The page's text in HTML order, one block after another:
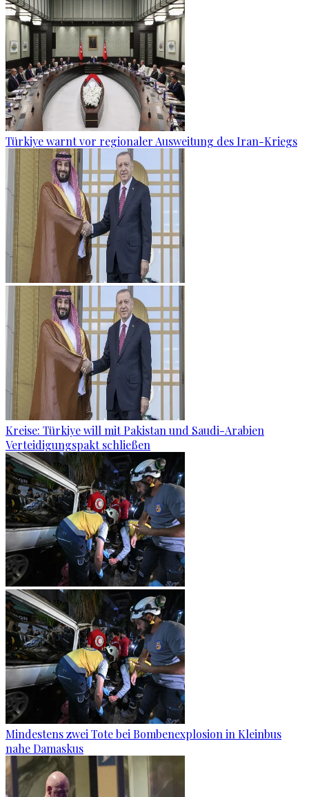
Türkiye warnt vor regionaler Ausweitung des Iran-Kriegs
Kreise: Türkiye will mit Pakistan und Saudi-Arabien
Verteidigungspakt schließen
Mindestens zwei Tote bei Bombenexplosion in Kleinbus
nahe Damaskus